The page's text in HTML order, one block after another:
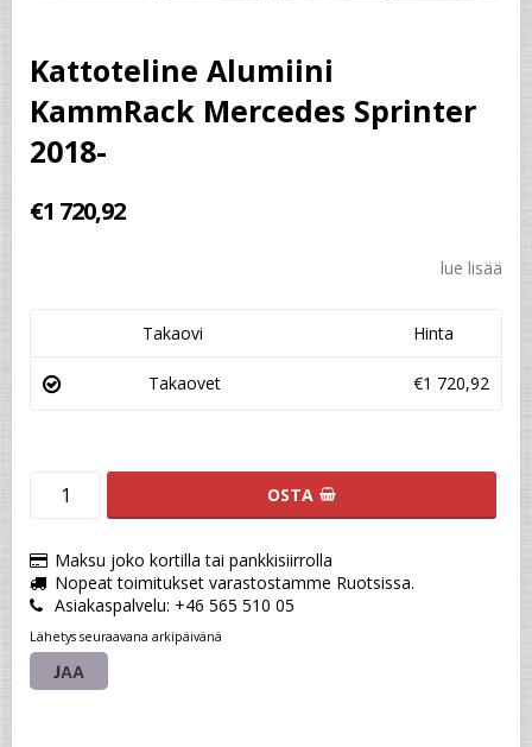
Kattoteline Alumiini
KammRack Mercedes Sprinter
2018-
€1 720,92
lue lisää
Takaovi Hinta
Takaovet €1 720,92
OSTA
Maksu joko kortilla tai pankkisiirrolla
Nopeat toimitukset varastostamme Ruotsissa.
Asiakaspalvelu: +46 565 510 05
Lähetys seuraavana arkipäivänä
JAA